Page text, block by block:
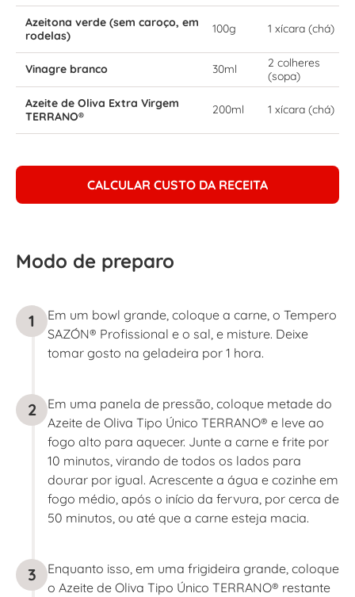
Azeitona verde (sem caroço, em
rodelas)
100g 1 xícara (chá)
Vinagre branco 30ml
2 colheres
(sopa)
Azeite de Oliva Extra Virgem
TERRANO®
200ml 1 xícara (chá)
CALCULAR CUSTO DA RECEITA
Modo de preparo
1
Em um bowl grande, coloque a carne, o Tempero
SAZÓN® Profissional e o sal, e misture. Deixe
tomar gosto na geladeira por 1 hora.
2
Em uma panela de pressão, coloque metade do
Azeite de Oliva Tipo Único TERRANO® e leve ao
fogo alto para aquecer. Junte a carne e frite por
10 minutos, virando de todos os lados para
dourar por igual. Acrescente a água e cozinhe em
fogo médio, após o início da fervura, por cerca de
50 minutos, ou até que a carne esteja macia.
3
Enquanto isso, em uma frigideira grande, coloque
o Azeite de Oliva Tipo Único TERRANO® restante